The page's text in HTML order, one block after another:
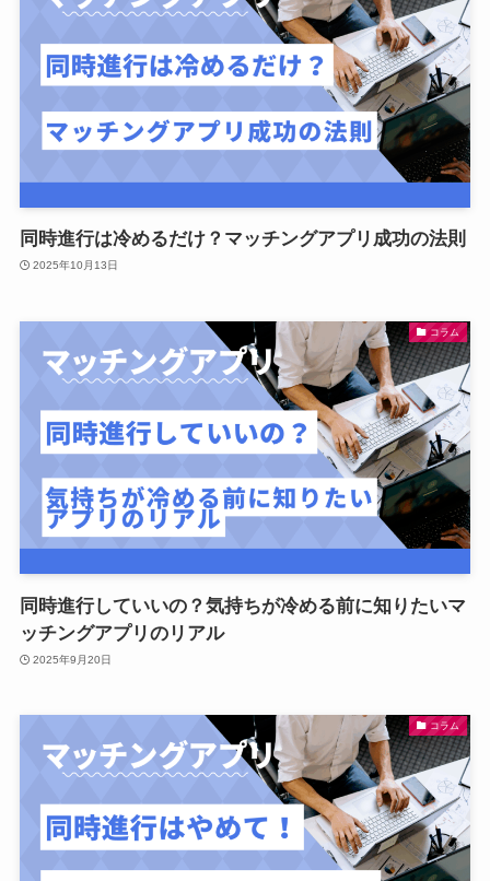
同時進行は冷めるだけ？マッチングアプリ成功の法則
2025年10月13日
コラム
同時進行していいの？気持ちが冷める前に知りたいマ
ッチングアプリのリアル
2025年9月20日
コラム